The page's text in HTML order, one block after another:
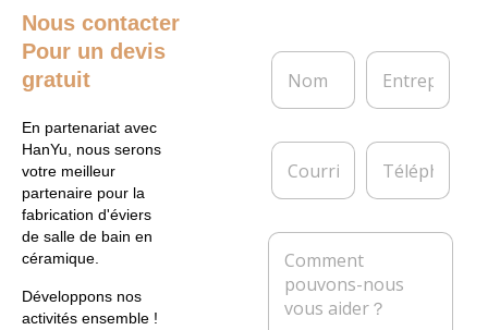
Nous contacter
Pour un devis
gratuit
En partenariat avec
HanYu, nous serons
votre meilleur
partenaire pour la
fabrication d'éviers
de salle de bain en
céramique.
Développons nos
activités ensemble !
N
m
E
t
e
C
u
r
T
l
p
n
e
M